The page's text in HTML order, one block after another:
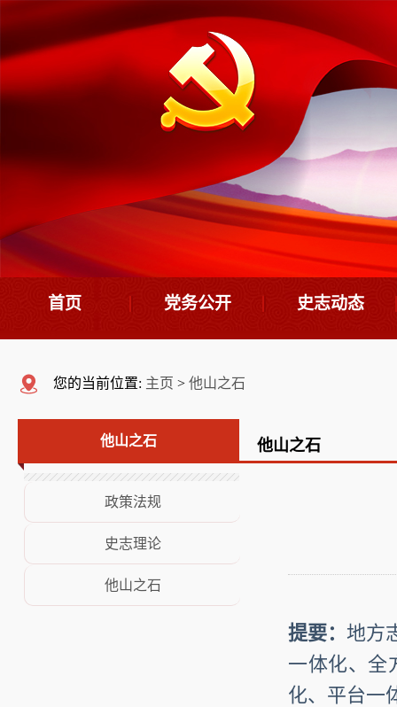
首页 党务公开
领导班子
荣誉展示
史志动态
您的当前位置: 主页 > 他山之石
他山之石
政策法规
史志理论
他山之石
他山之石
提要： 地方
一体化、全
化、平台一